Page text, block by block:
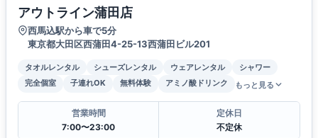
アウトライン蒲田店
西馬込駅から車で5分
東京都大田区西蒲田4-25-13西蒲田ビル201
タオルレンタル シューズレンタル ウェアレンタル
シャワー
完全個室
子連れOK 無料体験 アミノ酸ドリンク もっと見る
営業時間
7:00〜23:00
定休日
不定休